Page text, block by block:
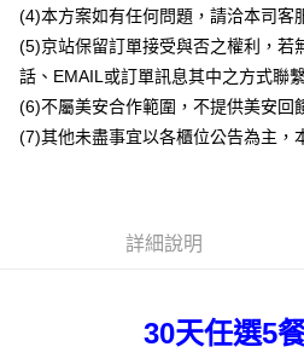
消。如遇「轉專審核」未通過狀況，表示
法說明評估內容。
【繳款方式說明】
1.分期款項不併入電信帳單，「大哥付你分
醒簡訊。
2.透過簡訊連結打開帳單後，可選擇「超
帳／街口支付／iPASS MONEY」等通路繳
用戶於交易時，得透過本服務購買商品或
買賣價金債權讓與本公司後，依約使用本
由本公司與您本人進行分期帳單所需資料
3.完整用戶服務條款，請詳閱以下連結：
１．簡單：不需註冊會員、不需綁卡、不需
２．便利：只要手機號碼，簡訊認證，即
３．安心：先確認商品／服務後，再付款。
１．於結帳方式選擇「AFTEE先享後付」
結帳頁面，進行簡訊認證並確認金額後，
購買商品的店家。未經商家同意取消之訂
https://
運送方式
Q square app 數位券 (請下載京站時
免運費
(4)本方案如有任何問題，請洽本司客
(5)京站保留訂單接受與否之權利，若
話、EMAIL或訂單訊息其中之方式聯繫
(6)不屬美安合作範圍，不提供美安回
(7)其他未盡事宜以各櫃位公告為主，
詳細說明
30天任選5